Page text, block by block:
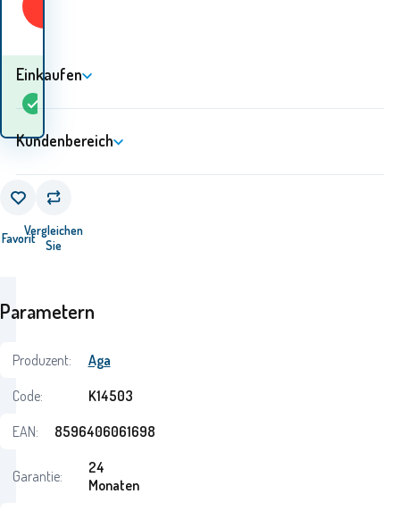
Lager
erhalten? 12.08. - 13.08.
FavoritVergleichen
Sie
Parametern
Produzent:
Aga
Code:
K14503
EAN:
8596406061698
Garantie:
24
Monaten
Einkaufen
Kundenbereich